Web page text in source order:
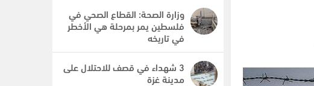
وزارة الصحة: القطاع الصحي في
فلسطين يمر بمرحلة هي الأخطر
في تاريخه
3 شهداء في قصف للاحتلال على
مدينة غزة